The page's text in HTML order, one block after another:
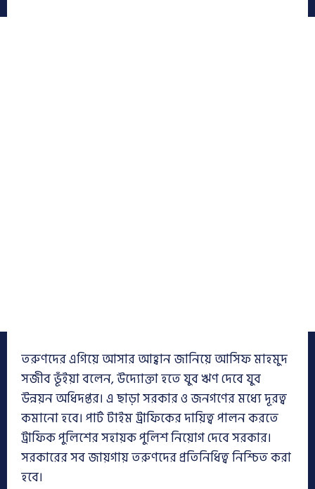
তরুণদের এগিয়ে আসার আহ্বান জানিয়ে আসিফ মাহমুদ
সজীব ভূঁইয়া বলেন, উদ্যোক্তা হতে যুব ঋণ দেবে যুব
উন্নয়ন অধিদপ্তর। এ ছাড়া সরকার ও জনগণের মধ্যে দূরত্ব
কমানো হবে। পার্ট টাইম ট্রাফিকের দায়িত্ব পালন করতে
ট্রাফিক পুলিশের সহায়ক পুলিশ নিয়োগ দেবে সরকার।
সরকারের সব জায়গায় তরুণদের প্রতিনিধিত্ব নিশ্চিত করা
হবে।